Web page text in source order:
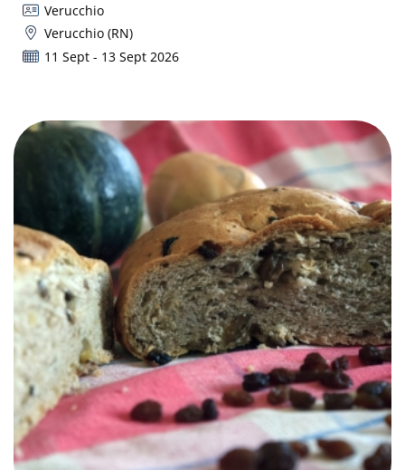
Verucchio
Verucchio (RN)
11 Sept - 13 Sept 2026